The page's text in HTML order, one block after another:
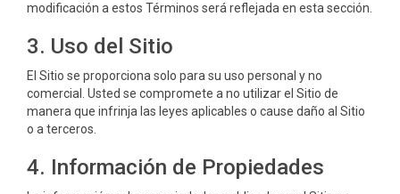
modificación a estos Términos será reflejada en esta sección.
3. Uso del Sitio
El Sitio se proporciona solo para su uso personal y no
comercial. Usted se compromete a no utilizar el Sitio de
manera que infrinja las leyes aplicables o cause daño al Sitio
o a terceros.
4. Información de Propiedades